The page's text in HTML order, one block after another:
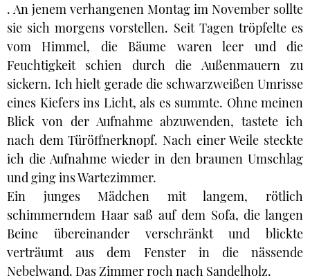
. An jenem verhangenen Montag im November sollte
sie sich morgens vorstellen. Seit Tagen tröpfelte es
vom Himmel, die Bäume waren leer und die
Feuchtigkeit schien durch die Außenmauern zu
sickern. Ich hielt gerade die schwarzweißen Umrisse
eines Kiefers ins Licht, als es summte. Ohne meinen
Blick von der Aufnahme abzuwenden, tastete ich
nach dem Türöffnerknopf. Nach einer Weile steckte
ich die Aufnahme wieder in den braunen Umschlag
und ging ins Wartezimmer.
Ein junges Mädchen mit langem, rötlich
schimmerndem Haar saß auf dem Sofa, die langen
Beine übereinander verschränkt und blickte
verträumt aus dem Fenster in die nässende
Nebelwand. Das Zimmer roch nach Sandelholz.